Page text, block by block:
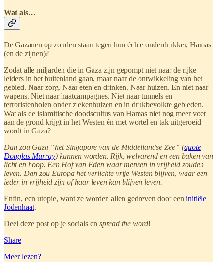
Wat als…
De Gazanen op zouden staan tegen hun échte onderdrukker, Hamas
(en de zijnen)?
Zodat alle miljarden die in Gaza zijn gepompt niet naar de rijke
leiders in het buitenland gaan, maar naar de ontwikkeling van het
gebied. Naar zorg. Naar eten en drinken. Naar huizen. En niet naar
wapens. Niet naar haatcampagnes. Niet naar tunnels en
terroristenholen onder ziekenhuizen en in drukbevolkte gebieden.
Wat als de islamitische doodscultus van Hamas niet nog meer voet
aan de grond krijgt in het Westen én met wortel en tak uitgeroeid
wordt in Gaza?
Dan zou Gaza “het Singapore van de Middellandse Zee” (quote
Douglas Murray) kunnen worden. Rijk, welvarend en een baken van
licht en hoop. Een Hof van Eden waar mensen in vrijheid zouden
leven. Dan zou Europa het verlichte vrije Westen blijven, waar een
ieder in vrijheid zijn of haar leven kan blijven leven.
Enfin, een utopie, want ze worden allen gedreven door een initiële
Jodenhaat.
Deel deze post op je socials en spread the word!
Share
Meer lezen?